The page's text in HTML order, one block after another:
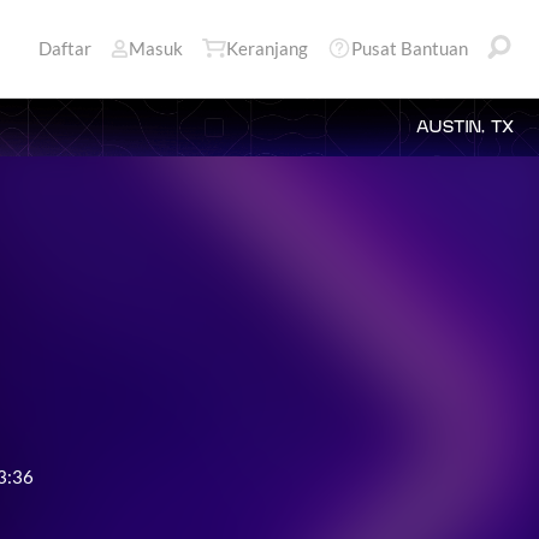
Daftar Masuk Keranjang Pusat Bantuan
AUSTIN, TX